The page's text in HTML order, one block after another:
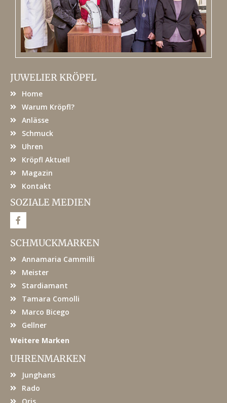
JUWELIER KRÖPFL
Home
Warum Kröpfl?
Anlässe
Schmuck
Uhren
Kröpfl Aktuell
Magazin
Kontakt
SOZIALE MEDIEN
F
a
e
b
o
SCHMUCKMARKEN
Annamaria Cammilli
Meister
Stardiamant
Tamara Comolli
Marco Bicego
Gellner
Weitere Marken
UHRENMARKEN
Junghans
Rado